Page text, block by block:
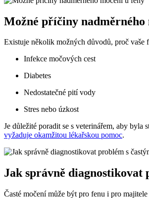
Možné příčiny nadměrného
Existuje několik možných důvodů, proč vaše
Infekce močových cest
Diabetes
Nedostatečné pití vody
Stres nebo úzkost
Je důležité poradit se s veterinářem, aby byla
vyžaduje okamžitou lékařskou pomoc.
Jak správně diagnostikovat
Časté močení může být pro fenu i pro